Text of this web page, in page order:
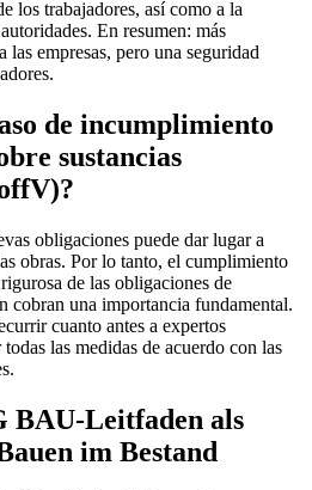
los trabajadores, así como a la
En resumen: más
las empresas, pero una seguridad
de incumplimiento
sustancias
obligaciones puede dar lugar a
obras. Por lo tanto, el cumplimiento
de las obligaciones de
cobran una importancia fundamental.
cuanto antes a expertos
las medidas de acuerdo con las
BAU-Leitfaden als
im Bestand